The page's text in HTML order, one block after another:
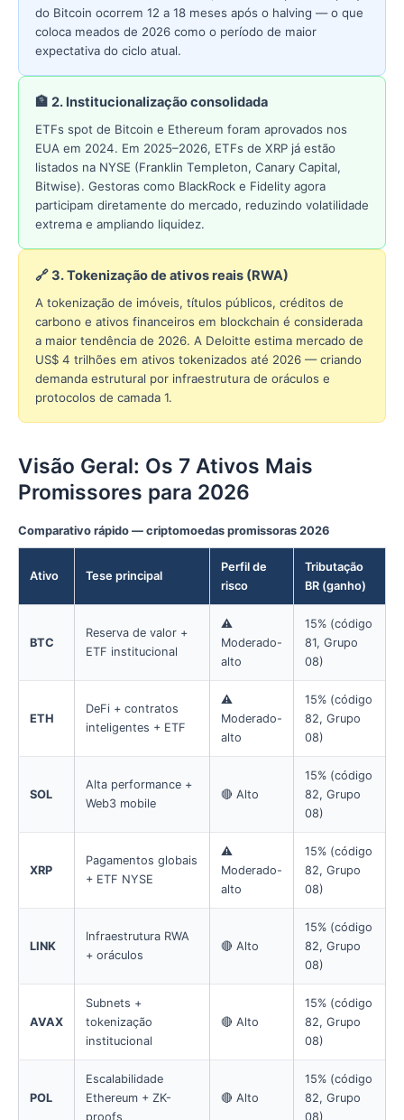
do Bitcoin ocorrem 12 a 18 meses após o halving — o que
coloca meados de 2026 como o período de maior
expectativa do ciclo atual.
🏦 2. Institucionalização consolidada
ETFs spot de Bitcoin e Ethereum foram aprovados nos
EUA em 2024. Em 2025–2026, ETFs de XRP já estão
listados na NYSE (Franklin Templeton, Canary Capital,
Bitwise). Gestoras como BlackRock e Fidelity agora
participam diretamente do mercado, reduzindo volatilidade
extrema e ampliando liquidez.
🔗 3. Tokenização de ativos reais (RWA)
A tokenização de imóveis, títulos públicos, créditos de
carbono e ativos financeiros em blockchain é considerada
a maior tendência de 2026. A Deloitte estima mercado de
US$ 4 trilhões em ativos tokenizados até 2026 — criando
demanda estrutural por infraestrutura de oráculos e
protocolos de camada 1.
Visão Geral: Os 7 Ativos Mais
Promissores para 2026
Comparativo rápido — criptomoedas promissoras 2026
Ativo Tese principal
Perfil de
risco
Tributação
BR (ganho)
BTC
Reserva de valor +
ETF institucional
⚠️
Moderado-
alto
15% (código
81, Grupo
08)
ETH
DeFi + contratos
inteligentes + ETF
⚠️
Moderado-
alto
15% (código
82, Grupo
08)
SOL
Alta performance +
Web3 mobile
🔴 Alto
15% (código
82, Grupo
08)
XRP
Pagamentos globais
+ ETF NYSE
⚠️
Moderado-
alto
15% (código
82, Grupo
08)
LINK
Infraestrutura RWA
+ oráculos
🔴 Alto
15% (código
82, Grupo
08)
AVAX
Subnets +
tokenização
institucional
🔴 Alto
15% (código
82, Grupo
08)
POL
Escalabilidade
Ethereum + ZK-
proofs
🔴 Alto
15% (código
82, Grupo
08)